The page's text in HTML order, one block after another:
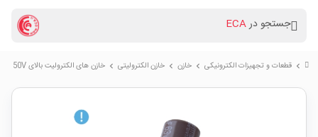
جستجو درECA
chevron_right قطعات و تجهیزات الکترونیکی chevron_right خازن chevron_right خازن الکترولیتی chevron_right خازن های الکترولیت بالای 50V